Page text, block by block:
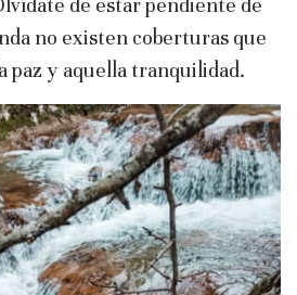
de estar pendiente de
no existen coberturas que
paz y aquella tranquilidad.